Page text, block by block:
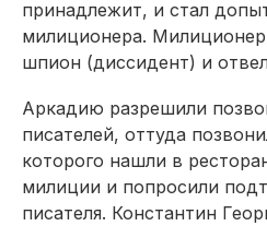
принадлежит, и стал
милиционера.
шпион (диссидент) и
Аркадию разрешили
писателей, оттуда
которого нашли в
милиции и попросили
писателя. Константин